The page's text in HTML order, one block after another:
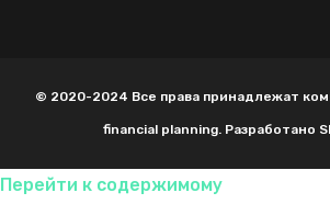
Главными преимуществами
© 2020-2024 Все права принадлежат
financial planning. Разработано
Перейти к содержимому